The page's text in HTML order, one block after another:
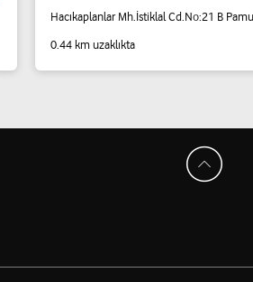
Hacıkaplanlar Mh.İstiklal Cd.No:21 B
0.44 km uzaklıkta